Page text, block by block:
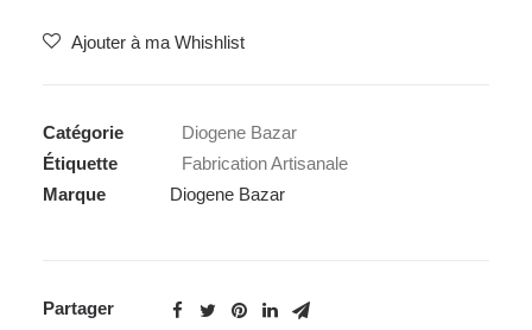
Ajouter à ma Whishlist
Catégorie
Diogene Bazar
Étiquette
Fabrication Artisanale
Marque
Diogene Bazar
Partager